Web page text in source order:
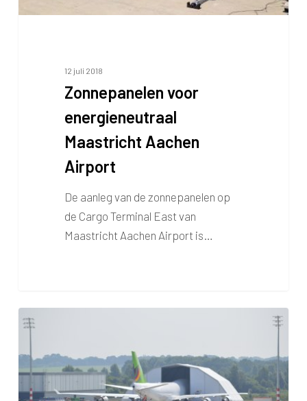
12 juli 2018
Zonnepanelen voor
energieneutraal
Maastricht Aachen
Airport
De aanleg van de zonnepanelen op
de Cargo Terminal East van
Maastricht Aachen Airport is…
6
Enginerun
Boeing
747